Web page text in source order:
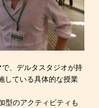
、デルタスタジオが持
している具体的な授業
型のアクティビティも